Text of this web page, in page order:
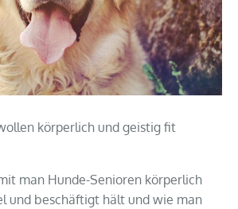
körperlich und geistig fit
man Hunde-Senioren körperlich
und beschäftigt hält und wie man